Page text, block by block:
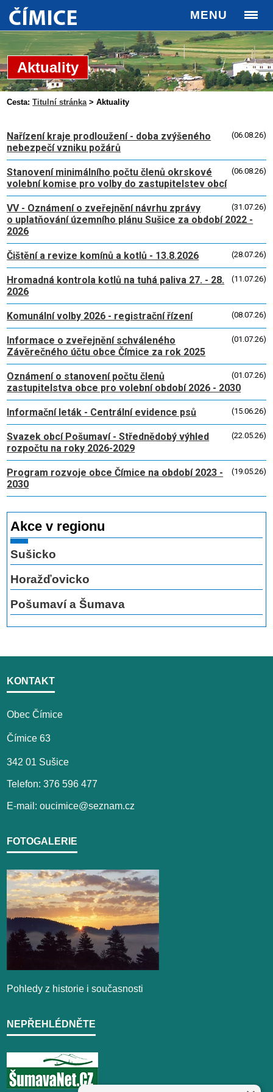
MENU
Aktuality
Cesta: Titulní stránka>Aktuality
(06.08.26)
Nařízení kraje prodloužení - doba zvýšeného
nebezpečí vzniku požárů
(06.08.26)
Stanovení minimálního počtu členů okrskové
volební komise pro volby do zastupitelstev obcí
(31.07.26)
VV - Oznámení o zveřejnění návrhu zprávy
o uplatňování územního plánu Sušice za období 2022 -
2026
(28.07.26)
Čištění a revize komínů a kotlů - 13.8.2026
(11.07.26)
Hromadná kontrola kotlů na tuhá paliva 27. - 28.
2026
(08.07.26)
Komunální volby 2026 - registrační řízení
(01.07.26)
Informace o zveřejnění schváleného
Závěrečného účtu obce Čímice za rok 2025
(01.07.26)
Oznámení o stanovení počtu členů
zastupitelstva obce pro volební období 2026 - 2030
(15.06.26)
Informační leták - Centrální evidence psů
(22.05.26)
Svazek obcí Pošumaví - Střednědobý výhled
rozpočtu na roky 2026-2029
(19.05.26)
Program rozvoje obce Čímice na období 2023 -
2030
Akce v regionu
Sušicko
Horažďovicko
Pošumaví a Šumava
KONTAKT
Obec Čímice
Čímice 63
342 01 Sušice
Telefon: 376 596 477
E-mail: oucimice@seznam.cz
FOTOGALERIE
Pohledy z historie i současnosti
NEPŘEHLÉDNĚTE